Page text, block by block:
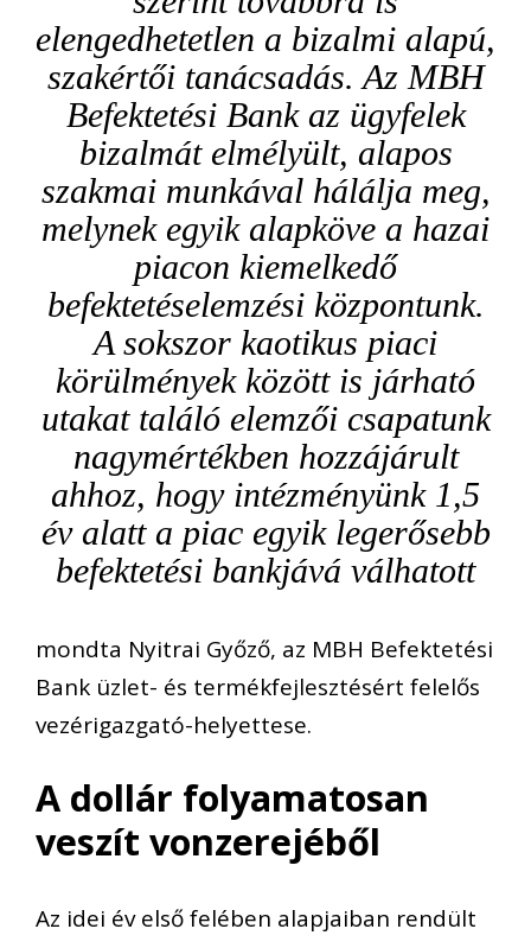
elengedhetetlen a bizalmi alapú,
szakértői tanácsadás. Az MBH
Befektetési Bank az ügyfelek
bizalmát elmélyült, alapos
szakmai munkával hálálja meg,
melynek egyik alapköve a hazai
piacon kiemelkedő
befektetéselemzési központunk.
A sokszor kaotikus piaci
körülmények között is járható
utakat találó elemzői csapatunk
nagymértékben hozzájárult
ahhoz, hogy intézményünk 1,5
év alatt a piac egyik legerősebb
befektetési bankjává válhatott
mondta Nyitrai Győző, az MBH Befektetési
Bank üzlet- és termékfejlesztésért felelős
vezérigazgató-helyettese.
A dollár folyamatosan
veszít vonzerejéből
Az idei év első felében alapjaiban rendült